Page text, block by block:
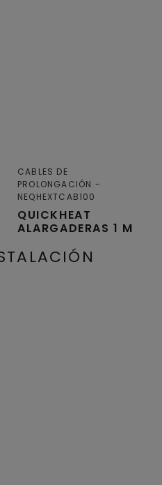
QUICKHEAT
ALARGADERAS 1 M
CABLES DE
PROLONGACIÓN
NEQHEXTCAB100